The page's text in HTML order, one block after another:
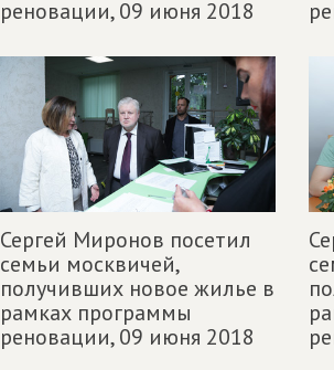
реновации,09 июня 2018
Сергей Миронов посетил
семьи москвичей,
получивших новое жилье в
рамках программы
реновации,09 июня 2018